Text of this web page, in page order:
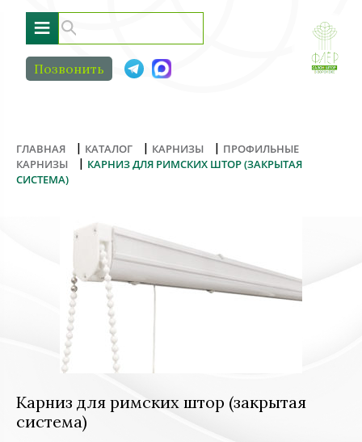
≡
Позвонить
ГЛАВНАЯ | КАТАЛОГ | КАРНИЗЫ | ПРОФИЛЬНЫЕ
КАРНИЗЫ
| КАРНИЗ ДЛЯ РИМСКИХ ШТОР (ЗАКРЫТАЯ
СИСТЕМА)
Карниз для римских штор (закрытая
система)